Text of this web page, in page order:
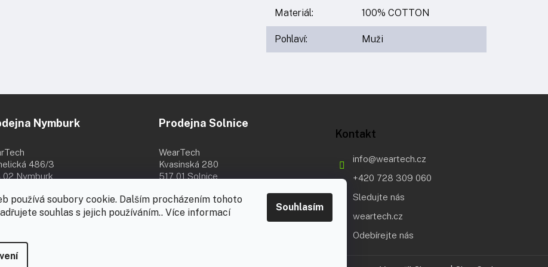
používá soubory cookie. Dalším procházením tohoto
souhlas s jejich používáním.. Více informací
Souhlasím
8.
E-
za
Materiál: 100% COTTON
Pohlaví: Muži
Nymburk
486/3
Nymburk
Prodejna Solnice
WearTech
Kvasinská 280
517 01 Solnice
Kontakt
info@weartech.cz
+420 728 309 060
Sledujte nás
weartech.cz
Odebírejte nás